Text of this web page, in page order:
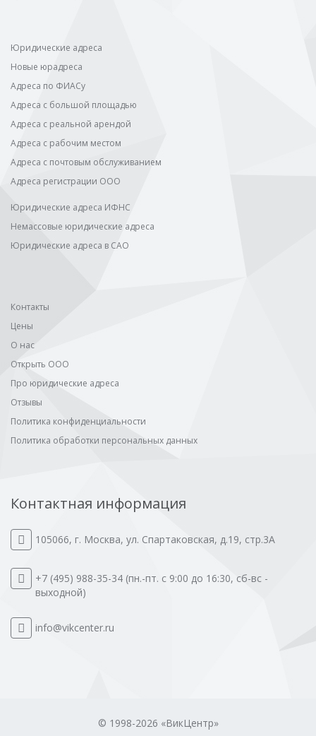
Юридические адреса
Новые юрадреса
Адреса по ФИАСу
Адреса с большой площадью
Адреса с реальной арендой
Адреса с рабочим местом
Адреса с почтовым обслуживанием
Адреса регистрации ООО
Юридические адреса ИФНС
Немассовые юридические адреса
Юридические адреса в САО
Контакты
Цены
О нас
Открыть ООО
Про юридические адреса
Отзывы
Политика конфиденциальности
Политика обработки персональных данных
Контактная информация
105066, г. Москва, ул. Спартаковская, д.19, стр.3А
+7 (495) 988-35-34 (пн.-пт. с 9:00 до 16:30, сб-вс -
выходной)
info@vikcenter.ru
© 1998-2026 «ВикЦентр»